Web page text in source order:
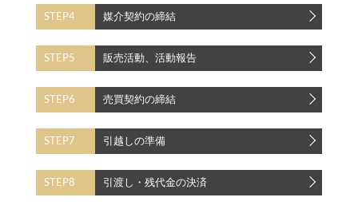
STEP4 媒介契約の締結
STEP5 販売活動、活動報告
STEP6 売買契約の締結
STEP7 引越しの準備
STEP8 引渡し・残代金の決済